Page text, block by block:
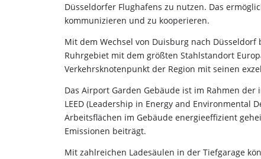
Düsseldorfer Flughafens zu nutzen. Das
kommunizieren und zu kooperieren.
Mit dem Wechsel von Duisburg nach
Ruhrgebiet mit dem größten Stahlstandort
Verkehrsknotenpunkt der Region mit seinen
Das Airport Garden Gebäude ist im Rahmen
LEED (Leadership in Energy and Environmental
Arbeitsflächen im Gebäude energieeffizient
Emissionen beiträgt.
Mit zahlreichen Ladesäulen in der Tiefgarage